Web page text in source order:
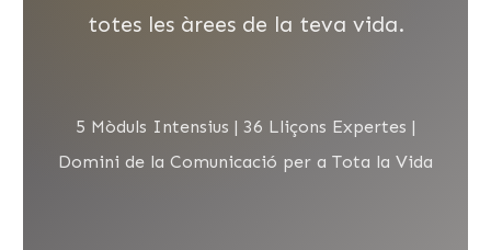
totes les àrees de la teva vida.
5 Mòduls Intensius | 36 Lliçons Expertes |
Domini de la Comunicació per a Tota la Vida